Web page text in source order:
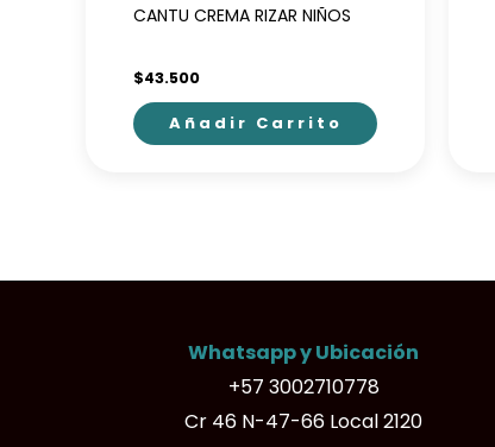
CANTU CREMA RIZAR NIÑOS
$43.500
Añadir Carrito
Whatsapp y Ubicación
+57 3002710778
Cr 46 N-47-66 Local 2120